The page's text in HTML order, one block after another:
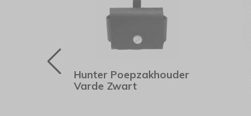
Hunter Poepzakhouder
Varde Zwart